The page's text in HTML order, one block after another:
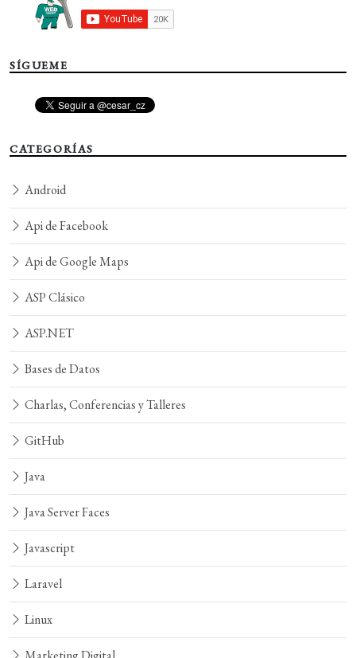
SÍGUEME
CATEGORÍAS
Android
Api de Facebook
Api de Google Maps
ASP Clásico
ASP.NET
Bases de Datos
Charlas, Conferencias y Talleres
GitHub
Java
Java Server Faces
Javascript
Laravel
Linux